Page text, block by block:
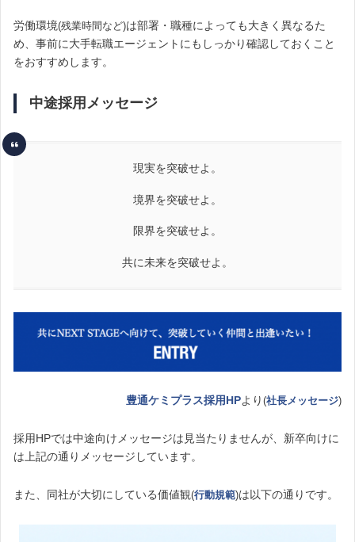
労働環境(残業時間など)は部署・職種によっても大きく異なるた
め、事前に大手転職エージェントにもしっかり確認しておくこと
をおすすめします。
中途採用メッセージ
現実を突破せよ。
境界を突破せよ。
限界を突破せよ。
共に未来を突破せよ。
豊通ケミプラス採用HPより (社長メッセージ)
採用HPでは中途向けメッセージは見当たりませんが、新卒向けに
は上記の通りメッセージしています。
また、同社が大切にしている価値観(行動規範)は以下の通りです。